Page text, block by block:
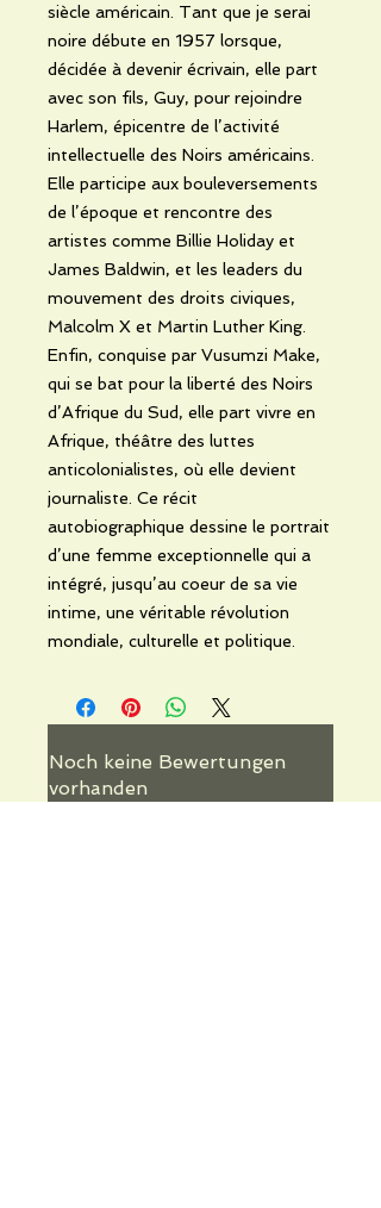
siècle américain. Tant que je serai
noire débute en 1957 lorsque,
décidée à devenir écrivain, elle part
avec son fils, Guy, pour rejoindre
Harlem, épicentre de l’activité
intellectuelle des Noirs américains.
Elle participe aux bouleversements
de l’époque et rencontre des
artistes comme Billie Holiday et
James Baldwin, et les leaders du
mouvement des droits civiques,
Malcolm X et Martin Luther King.
Enfin, conquise par Vusumzi Make,
qui se bat pour la liberté des Noirs
d’Afrique du Sud, elle part vivre en
Afrique, théâtre des luttes
anticolonialistes, où elle devient
journaliste. Ce récit
autobiographique dessine le portrait
d’une femme exceptionnelle qui a
intégré, jusqu’au coeur de sa vie
intime, une véritable révolution
mondiale, culturelle et politique.
Noch keine Bewertungen
vorhanden